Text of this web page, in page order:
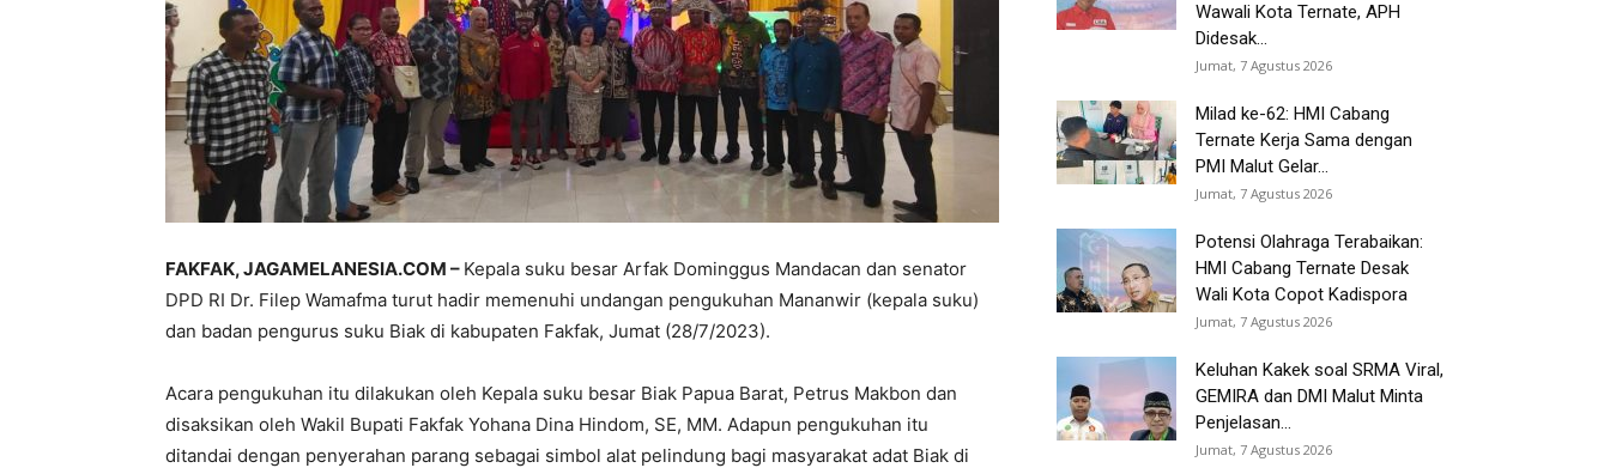
FAKFAK, JAGAMELANESIA.COM – Kepala suku besar Arfak Dominggus Mandacan dan senator
DPD RI Dr. Filep Wamafma turut hadir memenuhi undangan pengukuhan Mananwir (kepala suku)
dan badan pengurus suku Biak di kabupaten Fakfak, Jumat (28/7/2023).
Acara pengukuhan itu dilakukan oleh Kepala suku besar Biak Papua Barat, Petrus Makbon dan
disaksikan oleh Wakil Bupati Fakfak Yohana Dina Hindom, SE, MM. Adapun pengukuhan itu
ditandai dengan penyerahan parang sebagai simbol alat pelindung bagi masyarakat adat Biak di
Wawali Kota Ternate, APH
Didesak...
Jumat, 7 Agustus 2026
Milad ke-62: HMI Cabang
Ternate Kerja Sama dengan
PMI Malut Gelar...
Jumat, 7 Agustus 2026
Potensi Olahraga Terabaikan:
HMI Cabang Ternate Desak
Wali Kota Copot Kadispora
Jumat, 7 Agustus 2026
Keluhan Kakek soal SRMA Viral,
GEMIRA dan DMI Malut Minta
Penjelasan...
Jumat, 7 Agustus 2026